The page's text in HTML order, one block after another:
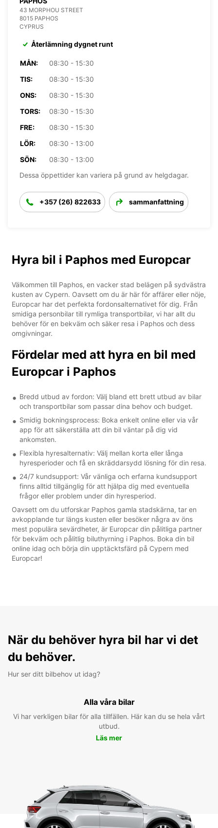
43 MORPHOU STREET
8015 PAPHOS
CYPRUS
Återlämning dygnet runt
MÅN:
08:30 - 15:30
TIS:
08:30 - 15:30
ONS:
08:30 - 15:30
TORS:
08:30 - 15:30
FRE:
08:30 - 15:30
LÖR:
08:30 - 13:00
SÖN:
08:30 - 13:00
Dessa öppettider kan variera på grund av helgdagar.
+357 (26) 822633 sammanfattning
Hyra bil i Paphos med Europcar
Välkommen till Paphos, en vacker stad belägen på sydvästra
kusten av Cypern. Oavsett om du är här för affärer eller nöje,
Europcar har det perfekta fordonsalternativet för dig. Från
smidiga personbilar till rymliga transportbilar, vi har allt du
behöver för en bekväm och säker resa i Paphos och dess
omgivningar.
Fördelar med att hyra en bil med
Europcar i Paphos
Bredd utbud av fordon: Välj bland ett brett utbud av bilar
och transportbilar som passar dina behov och budget.
Smidig bokningsprocess: Boka enkelt online eller via vår
app för att säkerställa att din bil väntar på dig vid
ankomsten.
Flexibla hyresalternativ: Välj mellan korta eller långa
hyresperioder och få en skräddarsydd lösning för din resa.
24/7 kundsupport: Vår vänliga och erfarna kundsupport
finns alltid tillgänglig för att hjälpa dig med eventuella
frågor eller problem under din hyresperiod.
Oavsett om du utforskar Paphos gamla stadskärna, tar en
avkopplande tur längs kusten eller besöker några av öns
mest populära sevärdheter, är Europcar din pålitliga partner
för bekväm och pålitlig biluthyrning i Paphos. Boka din bil
online idag och börja din upptäcktsfärd på Cypern med
Europcar!
När du behöver hyra bil har vi det
du behöver.
Hur ser ditt bilbehov ut idag?
Alla våra bilar
Vi har verkligen bilar för alla tillfällen. Här kan du se hela vårt
utbud.
Läs mer